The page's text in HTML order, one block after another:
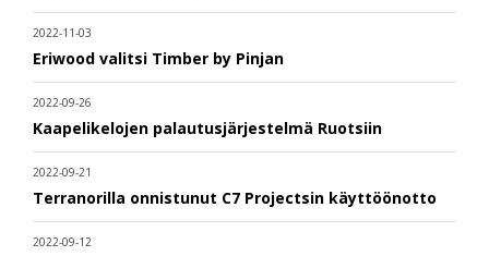
2022-11-03
Eriwood valitsi Timber by Pinjan
2022-09-26
Kaapelikelojen palautusjärjestelmä Ruotsiin
2022-09-21
Terranorilla onnistunut C7 Projectsin käyttöönotto
2022-09-12